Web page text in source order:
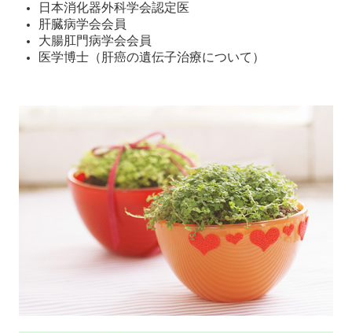
日本消化器外科学会認定医
肝臓病学会会員
大腸肛門病学会会員
医学博士（肝癌の遺伝子治療について）